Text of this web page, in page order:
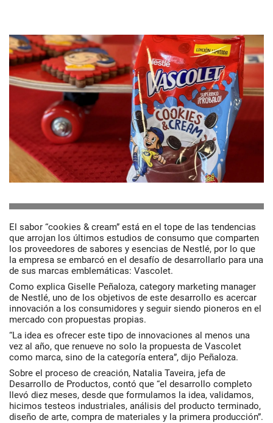
El sabor “cookies & cream” está en el tope de las tendencias
que arrojan los últimos estudios de consumo que comparten
los proveedores de sabores y esencias de Nestlé, por lo que
la empresa se embarcó en el desafío de desarrollarlo para una
de sus marcas emblemáticas: Vascolet.
Como explica Giselle Peñaloza, category marketing manager
de Nestlé, uno de los objetivos de este desarrollo es acercar
innovación a los consumidores y seguir siendo pioneros en el
mercado con propuestas propias.
“La idea es ofrecer este tipo de innovaciones al menos una
vez al año, que renueve no solo la propuesta de Vascolet
como marca, sino de la categoría entera”, dijo Peñaloza.
Sobre el proceso de creación, Natalia Taveira, jefa de
Desarrollo de Productos, contó que “el desarrollo completo
llevó diez meses, desde que formulamos la idea, validamos,
hicimos testeos industriales, análisis del producto terminado,
diseño de arte, compra de materiales y la primera producción”.